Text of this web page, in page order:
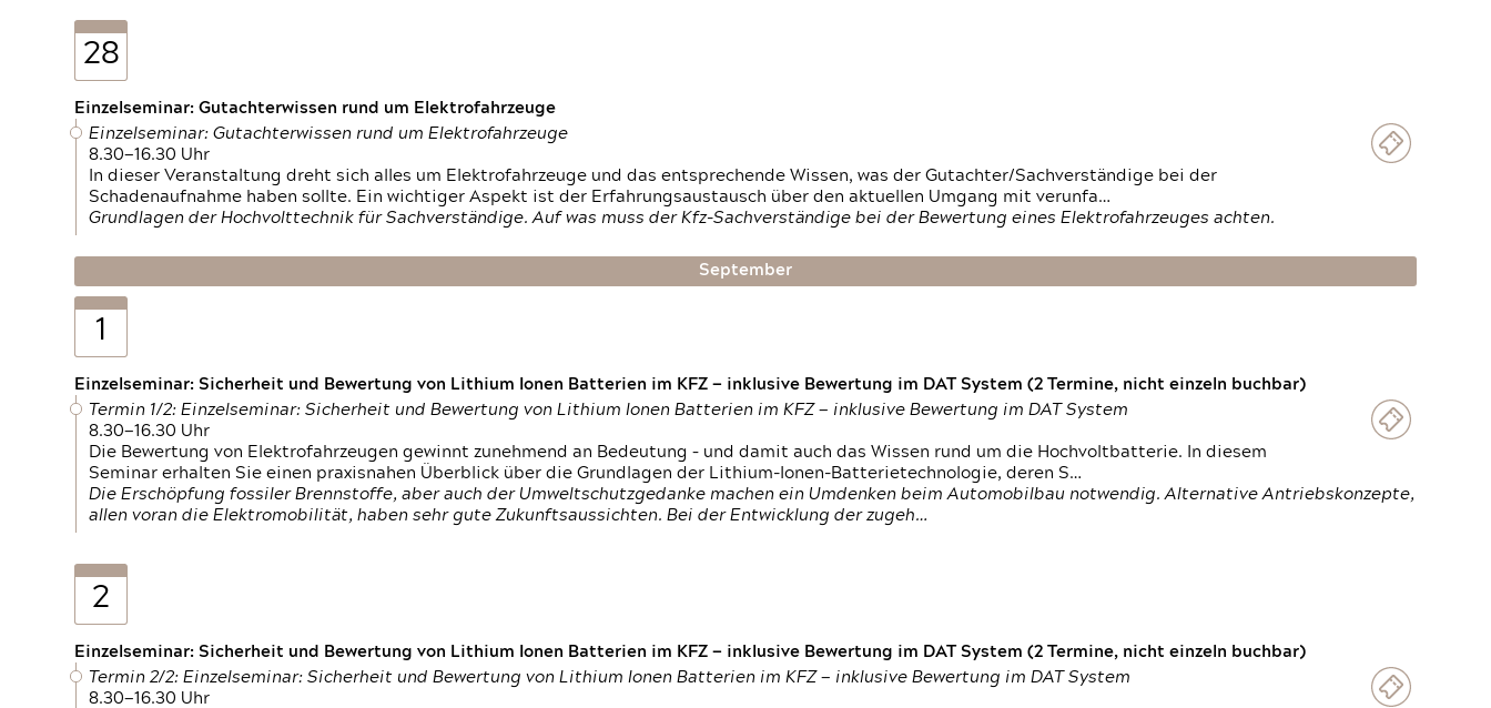
28
Einzelseminar: Gutachterwissen rund um Elektrofahrzeuge
Einzelseminar: Gutachterwissen rund um Elektrofahrzeuge
8.30—16.30 Uhr
In dieser Veranstaltung dreht sich alles um Elektrofahrzeuge und das entsprechende Wissen, was der Gutachter/Sachverständige bei der
Schadenaufnahme haben sollte. Ein wichtiger Aspekt ist der Erfahrungsaustausch über den aktuellen Umgang mit verunfa…
Grundlagen der Hochvolttechnik für Sachverständige. Auf was muss der Kfz-Sachverständige bei der Bewertung eines Elektrofahrzeuges achten.
September
1
Einzelseminar: Sicherheit und Bewertung von Lithium Ionen Batterien im KFZ — inklusive Bewertung im DAT System (2 Termine, nicht einzeln buchbar)
Termin 1/2: Einzelseminar: Sicherheit und Bewertung von Lithium Ionen Batterien im KFZ — inklusive Bewertung im DAT System
8.30—16.30 Uhr
Die Bewertung von Elektrofahrzeugen gewinnt zunehmend an Bedeutung – und damit auch das Wissen rund um die Hochvoltbatterie. In diesem
Seminar erhalten Sie einen praxisnahen Überblick über die Grundlagen der Lithium-Ionen-Batterietechnologie, deren S…
Die Erschöpfung fossiler Brennstoffe, aber auch der Umweltschutzgedanke machen ein Umdenken beim Automobilbau notwendig. Alternative Antriebskonzepte,
allen voran die Elektromobilität, haben sehr gute Zukunftsaussichten. Bei der Entwicklung der zugeh…
2
Einzelseminar: Sicherheit und Bewertung von Lithium Ionen Batterien im KFZ — inklusive Bewertung im DAT System (2 Termine, nicht einzeln buchbar)
Termin 2/2: Einzelseminar: Sicherheit und Bewertung von Lithium Ionen Batterien im KFZ — inklusive Bewertung im DAT System
8.30—16.30 Uhr